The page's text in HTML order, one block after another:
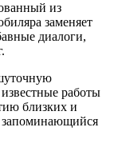
из
заменяет
диалоги,
работы
близких и
запоминающийся